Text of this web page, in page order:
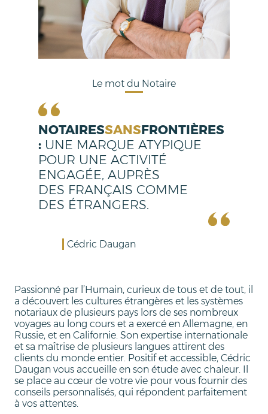
Le mot du Notaire
NOTAIRESSANSFRONTIÈRES
: UNE MARQUE ATYPIQUE
POUR UNE ACTIVITÉ
ENGAGÉE, AUPRÈS
DES FRANÇAIS COMME
DES ÉTRANGERS.
Cédric Daugan
Passionné par l’Humain, curieux de tous et de tout, il
a découvert les cultures étrangères et les systèmes
notariaux de plusieurs pays lors de ses nombreux
voyages au long cours et a exercé en Allemagne, en
Russie, et en Californie. Son expertise internationale
et sa maîtrise de plusieurs langues attirent des
clients du monde entier. Positif et accessible, Cédric
Daugan vous accueille en son étude avec chaleur. Il
se place au cœur de votre vie pour vous fournir des
conseils personnalisés, qui répondent parfaitement
à vos attentes.